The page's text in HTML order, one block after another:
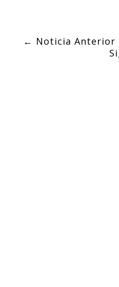
← Noticia Anterior